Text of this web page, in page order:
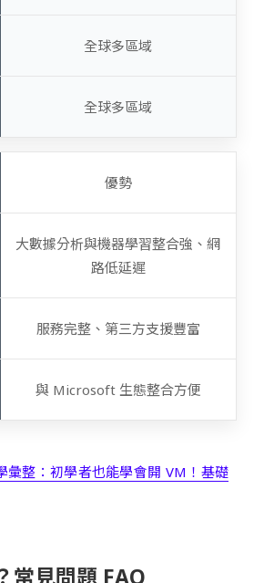
全球多區域
全球多區域
優勢
大數據分析與機器學習整合強、網
路低延遲
服務完整、第三方支援豐富
與 Microsoft 生態整合方便
彙整：初學者也能學會開 VM！基礎
常見問題 FAQ